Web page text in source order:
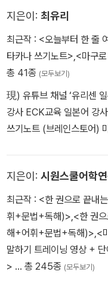
지은이: 최유리
최근작 : <오늘부터 한 줄
타카나 쓰기노트>,<마구
총 41종 (모두보기)
現) 유튜브 채널 ‘유리센 일본어’ 운영 시원스쿨 일본어/한국어 대표
강사 ECK교육 일본어 강사 著書) 마구로센세의 히라가나 가타카나
쓰기노트 (브레인스토어)
기 LV 1~3 (시원스쿨닷컴)
스쿨닷컴) JLPT 일본어
본어 Step1 (ECK교육)
지은이: 시원스쿨어학
최근작 : <한 권으로 끝내
휘+문법+독해)>,<한 권
해+어휘+문법+독해)>,<
말하기 트레이닝 영상 +
> … 총 245종 (모두보기)